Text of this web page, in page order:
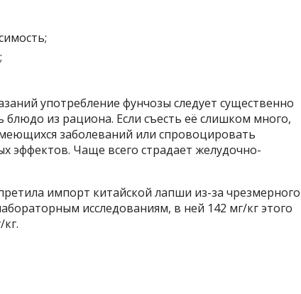
употребление фунчозы следует существенно
из рациона. Если съесть её слишком много,
заболеваний или спровоцировать
эффектов. Чаще всего страдает желудочно-
импорт китайской лапши из-за чрезмерного
исследованиям, в ней 142 мг/кг этого